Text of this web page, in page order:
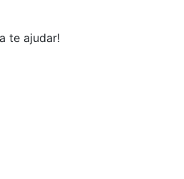
te ajudar!